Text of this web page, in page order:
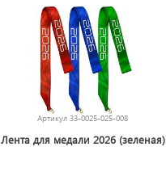
Артикул 33-0025-025-008
Лента для медали 2026 (зеленая)